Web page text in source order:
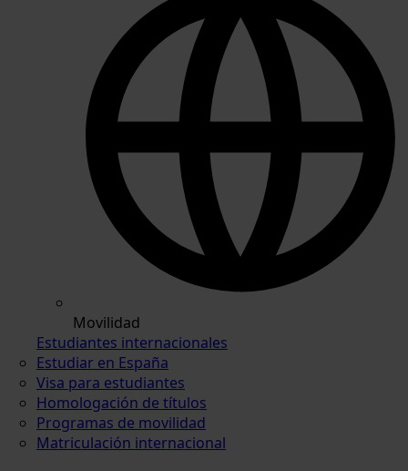
Movilidad
Estudiantes internacionales
Estudiar en España
Visa para estudiantes
Homologación de títulos
Programas de movilidad
Matriculación internacional